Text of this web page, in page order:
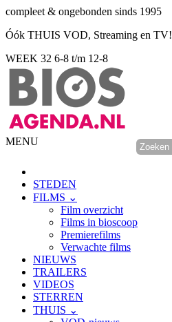
compleet & ongebonden sinds 1995
Óók THUIS VOD, Streaming en TV!
WEEK 32 6-8 t/m 12-8
MENU
STEDEN
FILMS ⌄
Film overzicht
Films in bioscoop
Premierefilms
Verwachte films
NIEUWS
TRAILERS
VIDEOS
STERREN
THUIS ⌄